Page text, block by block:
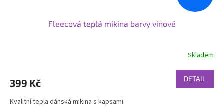
Fleecová teplá mikina barvy vínové
Skladem
399 Kč DETAIL
Kvalitní tepla dánská mikina s kapsami